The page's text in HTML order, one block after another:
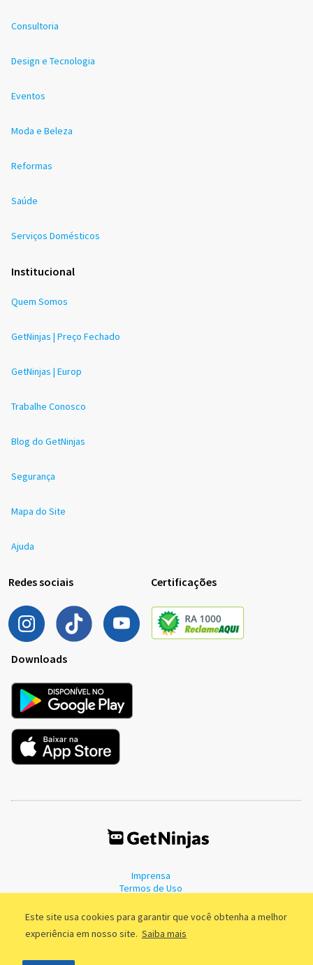
Este site usa cookies para garantir que você obtenha a melhor
experiência em nosso site. Saiba mais
Consultoria
Design e Tecnologia
Eventos
Moda e Beleza
Reformas
Saúde
Serviços Domésticos
Institucional
Quem Somos
GetNinjas | Preço Fechado
GetNinjas | Europ
Trabalhe Conosco
Blog do GetNinjas
Segurança
Mapa do Site
Ajuda
Redes sociais Certificações
Downloads
Imprensa
Termos de Uso
©2011 - 2026, GetNinjas LTDA. CNPJ 55.744.877/0001-89 - Rua Dr.